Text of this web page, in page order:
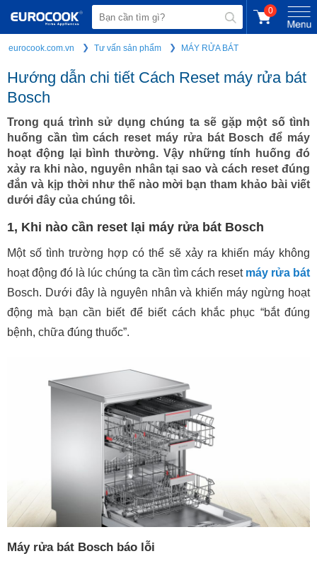
0
eurocook.com.vn Tư vấn sản phẩm MÁY RỬA BÁT
Hướng dẫn chi tiết Cách Reset máy rửa bát
Bosch
Trong quá trình sử dụng chúng ta sẽ gặp một số tình
huống cần tìm cách reset máy rửa bát Bosch để máy
hoạt động lại bình thường. Vậy những tính huống đó
xảy ra khi nào, nguyên nhân tại sao và cách reset đúng
đắn và kịp thời như thế nào mời bạn tham khảo bài viết
dưới đây của chúng tôi.
1, Khi nào cần reset lại máy rửa bát Bosch
Một số tình trường hợp có thể sẽ xảy ra khiến máy không
hoạt động đó là lúc chúng ta cần tìm cách reset máy rửa bát
Bosch. Dưới đây là nguyên nhân và khiến máy ngừng hoạt
động mà bạn cần biết để biết cách khắc phục “bắt đúng
bệnh, chữa đúng thuốc”.
Máy rửa bát Bosch báo lỗi